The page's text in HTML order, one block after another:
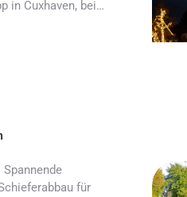
in Cuxhaven, bei…
für